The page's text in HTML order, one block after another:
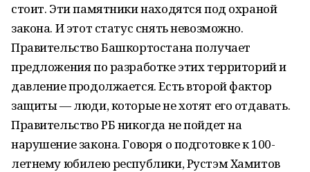
стоит. Эти памятники находятся под охраной
закона. И этот статус снять невозможно.
Правительство Башкортостана получает
предложения по разработке этих территорий и
давление продолжается. Есть второй фактор
защиты — люди, которые не хотят его отдавать.
Правительство РБ никогда не пойдет на
нарушение закона. Говоря о подготовке к 100-
летнему юбилею республики, Рустэм Хамитов